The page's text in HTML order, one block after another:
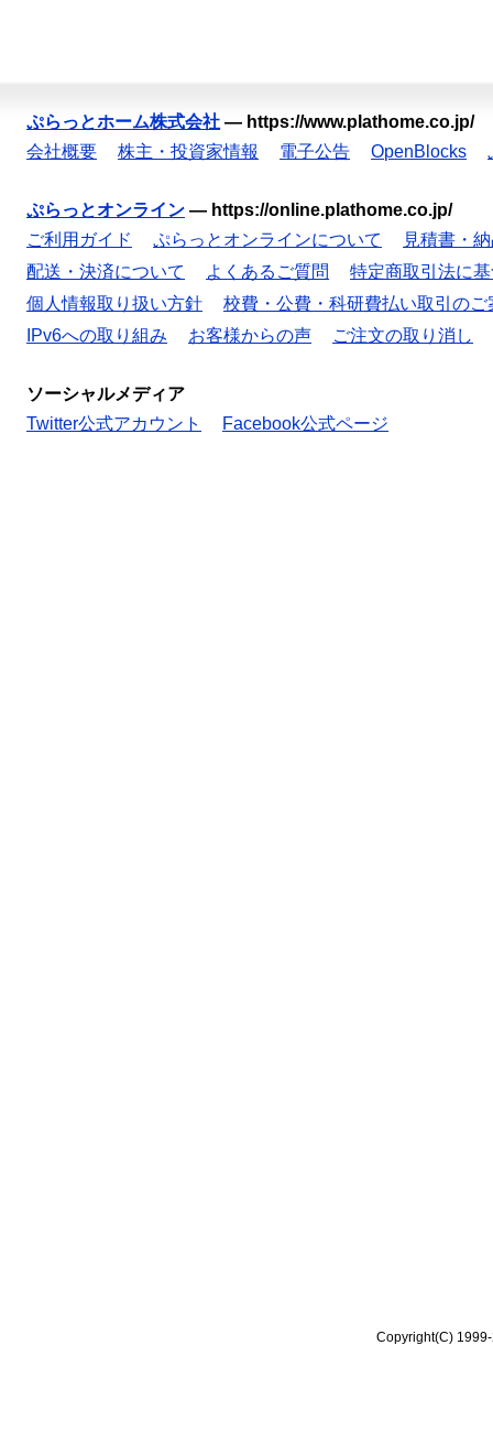
ぷらっとホーム株式会社 — https://www.plathome.co.jp/
会社概要
株主・投資家情報 電子公告 OpenBlocks
ぷらっとオンライン — https://online.plathome.co.jp/
ご利用ガイド
ぷらっとオンラインについて
見積書・
配送・決済について
よくあるご質問
特定商取引法に
個人情報取り扱い方針
校費・公費・科研費払い取引のご
IPv6への取り組み
お客様からの声 ご注文の取り消し
ソーシャルメディア
Twitter公式アカウント
Facebook公式ページ
Copyright(C)